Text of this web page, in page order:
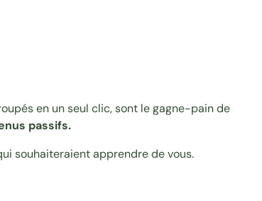
en un seul clic, sont le gagne-pain de
passifs.
souhaiteraient apprendre de vous.